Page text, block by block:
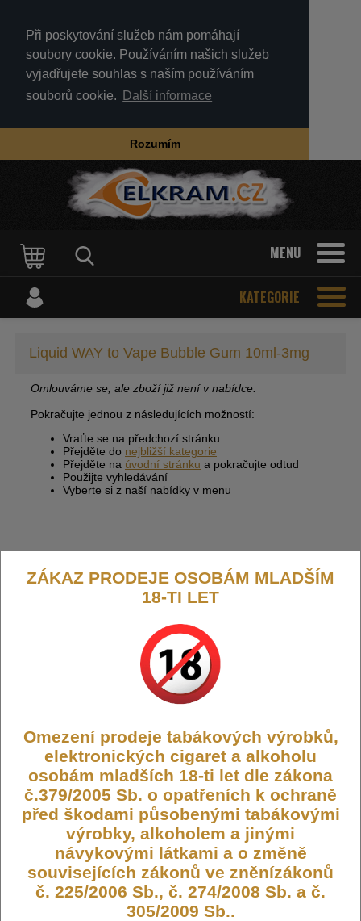
Při poskytování služeb nám pomáhají
soubory cookie. Používáním našich služeb
vyjadřujete souhlas s naším používáním
souborů cookie.
Další informace
Rozumím
MENU
KATEGORIE
Liquid WAY to Vape Bubble Gum 10ml-3mg
Omlouváme se, ale zboží již není v nabídce.
Pokračujte jednou z následujících možností:
Vraťte se na předchozí stránku
Přejděte do nejbližší kategorie
Přejděte na úvodní stránku a pokračujte odtud
Použijte vyhledávání
Vyberte si z naší nabídky v menu
ZÁKAZ PRODEJE OSOBÁM MLADŠÍM
18-TI LET
Omezení prodeje tabákových výrobků,
elektronických cigaret a alkoholu
osobám mladších 18-ti let dle zákona
č.379/2005 Sb. o opatřeních k ochraně
před škodami působenými tabákovými
výrobky, alkoholem a jinými
návykovými látkami a o změně
souvisejících zákonů ve zněnízákonů
č. 225/2006 Sb., č. 274/2008 Sb. a č.
305/2009 Sb..